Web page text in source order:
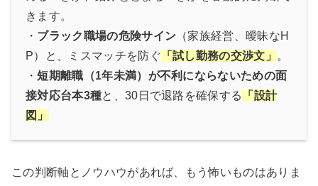
きます。
・ ブラック職場の危険サイン （家族経営、曖昧なH
P）と、ミスマッチを防ぐ 「試し勤務の交渉文」
。
・短期離職（1年未満）が不利にならないための面
接対応台本3種と、30日で退路を確保する
「設計
図」
この判断軸とノウハウがあれば、もう怖いものはありま